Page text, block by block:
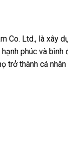
Co. Ltd., là xây
phúc và
trở thành cá